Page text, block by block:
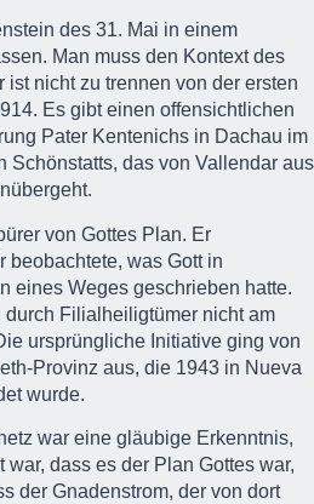
des 31. Mai in einem
Man muss den Kontext des
ist nicht zu trennen von der ersten
Es gibt einen offensichtlichen
Pater Kentenichs in Dachau im
Schönstatts, das von Vallendar aus
von Gottes Plan. Er
beobachtete, was Gott in
eines Weges geschrieben hatte.
durch Filialheiligtümer nicht am
ursprüngliche Initiative ging von
Provinz aus, die 1943 in Nueva
wurde.
war eine gläubige Erkenntnis,
dass es der Plan Gottes war,
der Gnadenstrom, der von dort